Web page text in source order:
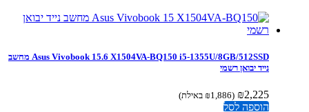
Asus Vivobook 15.6 X1504VA-BQ150 i5-1355U/8GB/512SSD מחשב
נייד יבואן רשמי
₪2,225
(
₪1,886 באילת)
הוספה לסל